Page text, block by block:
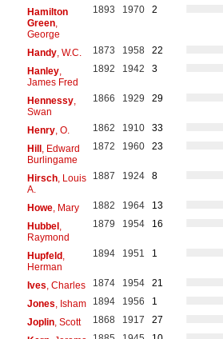
Hamilton
Green,
George
1893 1970 2
Handy, W.C. 1873 1958
22
Hanley,
James Fred
1892 1942 3
Hennessy,
Swan
1866 1929 29
Henry, O. 1862 1910
33
Hill, Edward
Burlingame
1872 1960 23
Hirsch, Louis
A.
1887 1924 8
Howe, Mary 1882 1964
13
Hubbel,
Raymond
1879 1954 16
Hupfeld,
Herman
1894 1951 1
Ives , Charles 1874 1954
21
Jones , Isham 1894 1956
1
Joplin, Scott 1868 1917
27